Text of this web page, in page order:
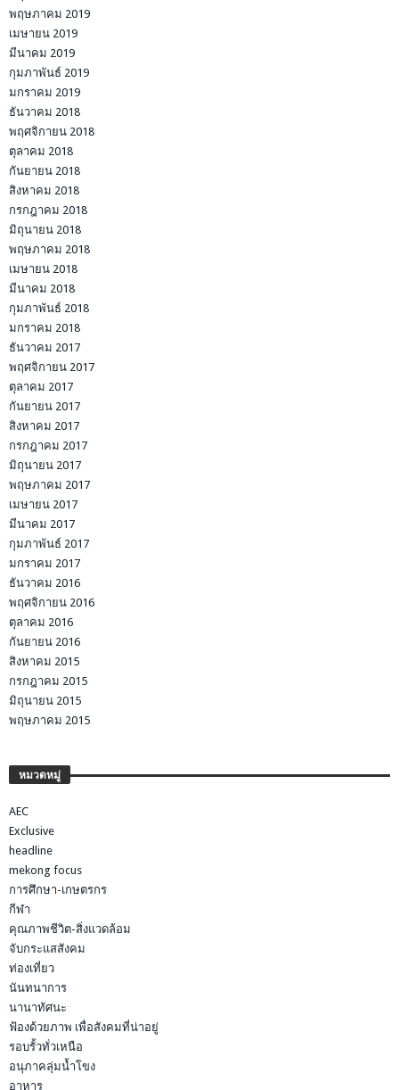
พฤษภาคม 2019
เมษายน 2019
มีนาคม 2019
กุมภาพันธ์ 2019
มกราคม 2019
ธันวาคม 2018
พฤศจิกายน 2018
ตุลาคม 2018
กันยายน 2018
สิงหาคม 2018
กรกฎาคม 2018
มิถุนายน 2018
พฤษภาคม 2018
เมษายน 2018
มีนาคม 2018
กุมภาพันธ์ 2018
มกราคม 2018
ธันวาคม 2017
พฤศจิกายน 2017
ตุลาคม 2017
กันยายน 2017
สิงหาคม 2017
กรกฎาคม 2017
มิถุนายน 2017
พฤษภาคม 2017
เมษายน 2017
มีนาคม 2017
กุมภาพันธ์ 2017
มกราคม 2017
ธันวาคม 2016
พฤศจิกายน 2016
ตุลาคม 2016
กันยายน 2016
สิงหาคม 2015
กรกฎาคม 2015
มิถุนายน 2015
พฤษภาคม 2015
หมวดหมู่
AEC
Exclusive
headline
mekong focus
การศึกษา-เกษตรกร
กีฬา
คุณภาพชีวิต-สิ่งแวดล้อม
จับกระแสสังคม
ท่องเที่ยว
นันทนาการ
นานาทัศนะ
ฟ้องด้วยภาพ เพื่อสังคมที่น่าอยู่
รอบรั้วทั่วเหนือ
อนุภาคลุ่มน้ำโขง
อาหาร